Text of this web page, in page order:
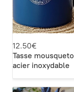
12.50€
Tasse
acier inoxydable